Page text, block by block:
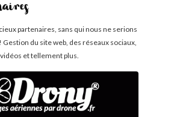
partenaires, sans qui nous ne serions
Gestion du site web, des réseaux sociaux,
et tellement plus.